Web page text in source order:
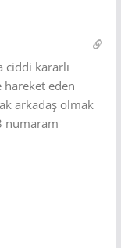
kararlı
eden
arkadaş olmak
numaram